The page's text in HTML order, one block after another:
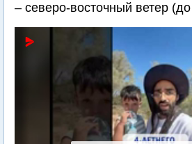
– северо-восточный ветер